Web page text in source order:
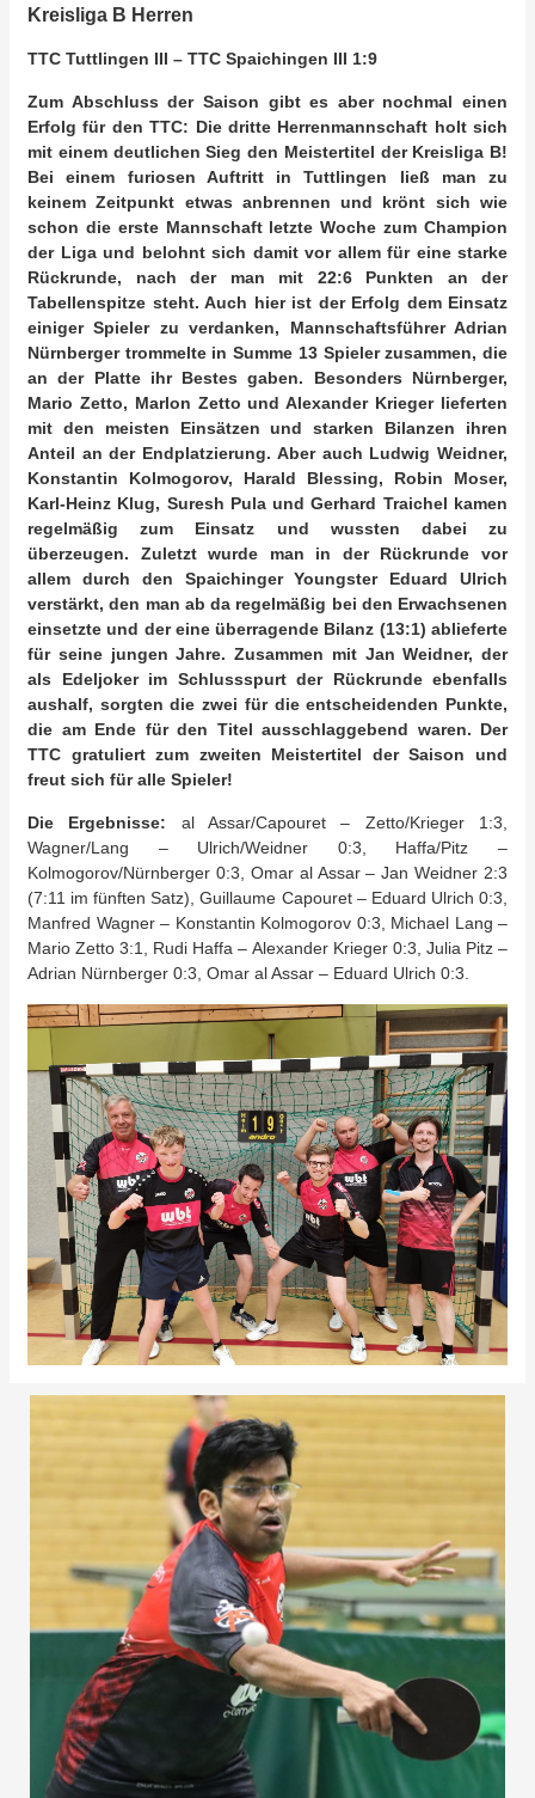
Kreisliga B Herren
TTC Tuttlingen III – TTC Spaichingen III 1:9
Zum Abschluss der Saison gibt es aber nochmal einen
Erfolg für den TTC: Die dritte Herrenmannschaft holt sich
mit einem deutlichen Sieg den Meistertitel der Kreisliga B!
Bei einem furiosen Auftritt in Tuttlingen ließ man zu
keinem Zeitpunkt etwas anbrennen und krönt sich wie
schon die erste Mannschaft letzte Woche zum Champion
der Liga und belohnt sich damit vor allem für eine starke
Rückrunde, nach der man mit 22:6 Punkten an der
Tabellenspitze steht. Auch hier ist der Erfolg dem Einsatz
einiger Spieler zu verdanken, Mannschaftsführer Adrian
Nürnberger trommelte in Summe 13 Spieler zusammen, die
an der Platte ihr Bestes gaben. Besonders Nürnberger,
Mario Zetto, Marlon Zetto und Alexander Krieger lieferten
mit den meisten Einsätzen und starken Bilanzen ihren
Anteil an der Endplatzierung. Aber auch Ludwig Weidner,
Konstantin Kolmogorov, Harald Blessing, Robin Moser,
Karl-Heinz Klug, Suresh Pula und Gerhard Traichel kamen
regelmäßig zum Einsatz und wussten dabei zu
überzeugen. Zuletzt wurde man in der Rückrunde vor
allem durch den Spaichinger Youngster Eduard Ulrich
verstärkt, den man ab da regelmäßig bei den Erwachsenen
einsetzte und der eine überragende Bilanz (13:1) ablieferte
für seine jungen Jahre. Zusammen mit Jan Weidner, der
als Edeljoker im Schlussspurt der Rückrunde ebenfalls
aushalf, sorgten die zwei für die entscheidenden Punkte,
die am Ende für den Titel ausschlaggebend waren. Der
TTC gratuliert zum zweiten Meistertitel der Saison und
freut sich für alle Spieler!
Die Ergebnisse: al Assar/Capouret – Zetto/Krieger 1:3,
Wagner/Lang – Ulrich/Weidner 0:3, Haffa/Pitz –
Kolmogorov/Nürnberger 0:3, Omar al Assar – Jan Weidner 2:3
(7:11 im fünften Satz), Guillaume Capouret – Eduard Ulrich 0:3,
Manfred Wagner – Konstantin Kolmogorov 0:3, Michael Lang –
Mario Zetto 3:1, Rudi Haffa – Alexander Krieger 0:3, Julia Pitz –
Adrian Nürnberger 0:3, Omar al Assar – Eduard Ulrich 0:3.